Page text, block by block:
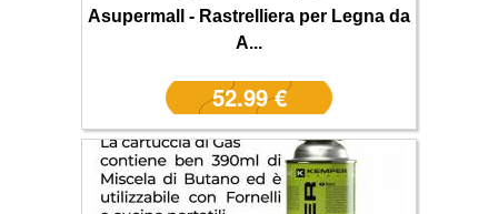
Asupermall - Rastrelliera per Legna da
A...
52.99 €